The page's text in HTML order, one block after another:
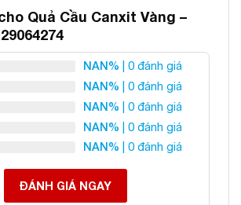
Quả Cầu Canxit Vàng –
NAN% | 0 đánh giá
NAN% | 0 đánh giá
NAN% | 0 đánh giá
NAN% | 0 đánh giá
NAN% | 0 đánh giá
ĐÁNH GIÁ NGAY